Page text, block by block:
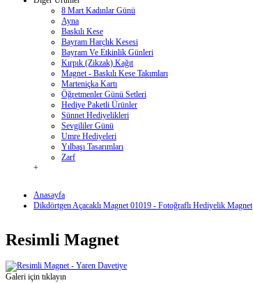
8 Mart Kadınlar Günü
Ayna
Baskılı Kese
Bayram Harçlık Kesesi
Bayram Ve Etkinlik Günleri
Kırpık (Zikzak) Kağıt
Magnet - Baskılı Kese Takımları
Marteniçka Kartı
Öğretmenler Günü Setleri
Hediye Paketli Ürünler
Sünnet Hediyelikleri
Sevgililer Günü
Umre Hediyeleri
Yılbaşı Tasarımları
Zarf
+
Anasayfa
Dikdörtgen Açacaklı Magnet 01019 - Fotoğraflı Hediyelik Magnet
Resimli Magnet
Galeri için tıklayın